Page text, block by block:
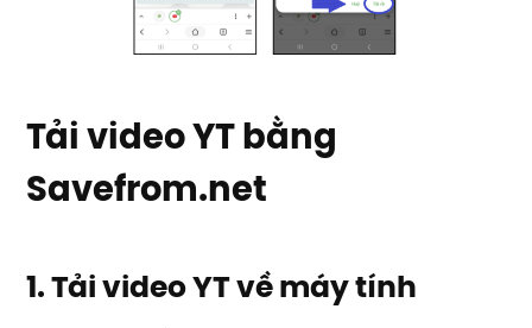
Tải video YT bằng
Savefrom.net
1. Tải video YT về máy tính